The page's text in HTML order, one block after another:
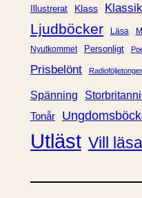
Illustrerat Klass
Ljudböcker
Läsa
Nyutkommet Personligt
Prisbelönt
Spänning
Tonår
Utläst Vill läsa